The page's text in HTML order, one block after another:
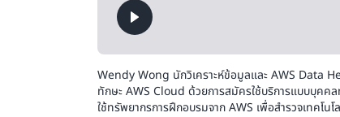
Wendy Wong นักวิเคราะห์ข้อมูลและ AWS Data
ทักษะ AWS Cloud ด้วยการสมัครใช้บริการแบบบุคค
ใช้ทรัพยากรการฝึกอบรมจาก AWS เพื่อสำรวจเทคโน